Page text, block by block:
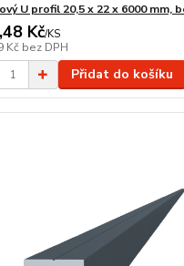
U profil 20,5 x 22 x 6000 mm,
Kč/KS
Kč bez DPH
Přidat do košíku